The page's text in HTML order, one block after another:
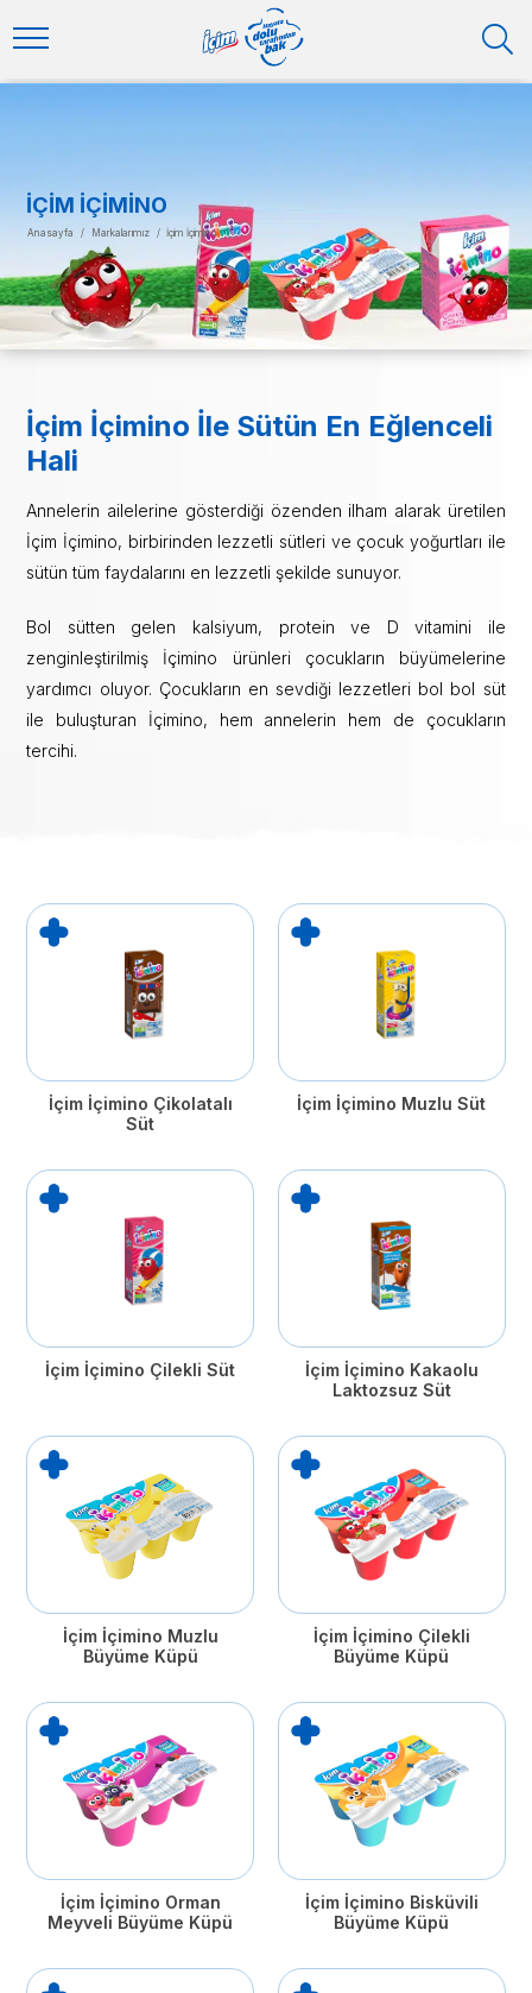
İÇIM İÇIMINO
Anasayfa / Markalarımız / İçim İçimino
İçim İçimino İle Sütün En Eğlenceli
Hali
Annelerin ailelerine gösterdiği özenden ilham alarak üretilen
İçim İçimino, birbirinden lezzetli sütleri ve çocuk yoğurtları ile
sütün tüm faydalarını en lezzetli şekilde sunuyor.
Bol sütten gelen kalsiyum, protein ve D vitamini ile
zenginleştirilmiş İçimino ürünleri çocukların büyümelerine
yardımcı oluyor. Çocukların en sevdiği lezzetleri bol bol süt
ile buluşturan İçimino, hem annelerin hem de çocukların
tercihi.
İçim İçimino Çikolatalı
Süt
İçim İçimino Muzlu Süt
İçim İçimino Çilekli Süt
İçim İçimino Kakaolu
Laktozsuz Süt
İçim İçimino Muzlu
Büyüme Küpü
İçim İçimino Çilekli
Büyüme Küpü
İçim İçimino Orman
Meyveli Büyüme Küpü
İçim İçimino Bisküvili
Büyüme Küpü